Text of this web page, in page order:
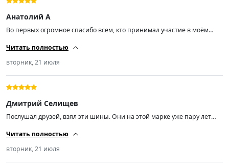
Анатолий А
Во первых огромное спасибо всем, кто принимал участие в моём
поведут себя на дороге — узнаю только после установки. Потом ещё
Читать полностью
вторник, 21 июля
Дмитрий Селищев
Послушал друзей, взял эти шины. Они на этой марке уже пару лет
прошлой Нокиан просто космос. Очень тихая резина. Мягкая. Ценник
Читать полностью
вторник, 21 июля